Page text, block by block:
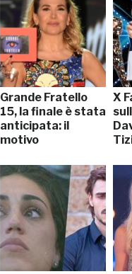
Grande Fratello
15, la finale è stata
anticipata: il
motivo
X